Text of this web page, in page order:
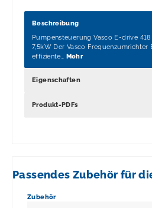
Beschreibung
Pumpensteuerung Vasco E-drive
7,5kW Der Vasco
effiziente… Mehr
Eigenschaften
Produkt-PDFs
Passendes Zubehör für
Produktgalerie überspringen
Zubehör